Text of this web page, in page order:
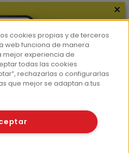
Prensa
Consumer
EROSKI
de cookies
×
cookies propias y de terceros
web funciona de manera
mejor experiencia de
todas las cookies
rechazarlas o configurarlas
que mejor se adaptan a tus